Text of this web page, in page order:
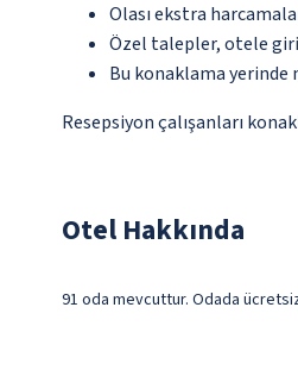
Olası ekstra
Özel talepler, otele
Bu konaklama
Resepsiyon çalışanları
Otel Hakkında
91 oda mevcuttur. Odada